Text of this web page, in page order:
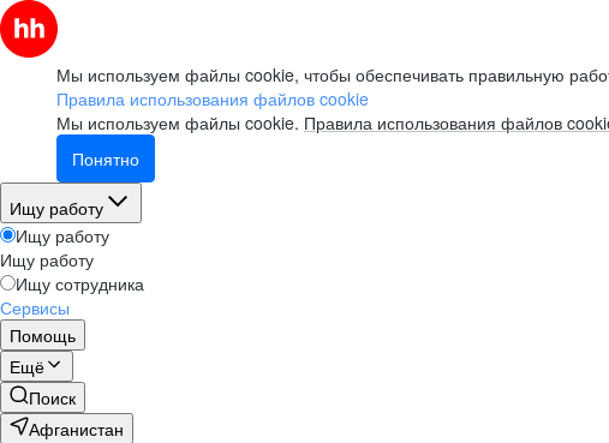
Мы используем файлы cookie, чтобы обеспечивать правильную
Правила использования файлов cookie
Мы используем файлы cookie. Правила использования файлов
Понятно
Ищу работу
Ищу работу
Ищу работу
Ищу сотрудника
Сервисы
Помощь
Ещё
Поиск
Афганистан